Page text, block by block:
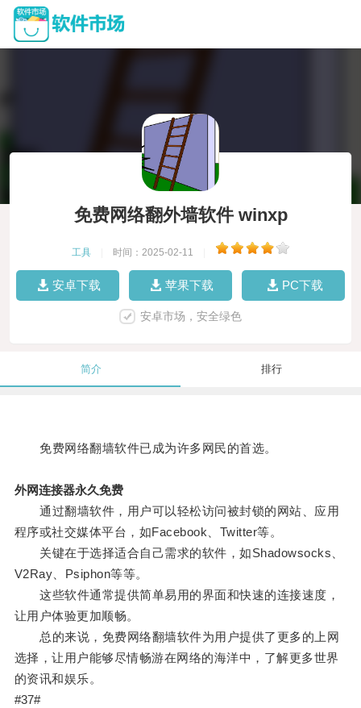
免费网络翻外墙软件 winxp
工具 时间：2025-02-11
安卓下载 苹果下载 PC下载
安卓市场，安全绿色
简介 排行
免费网络翻墙软件已成为许多网民的首选。
外网连接器永久免费
通过翻墙软件，用户可以轻松访问被封锁的网站、应用
程序或社交媒体平台，如Facebook、Twitter等。
关键在于选择适合自己需求的软件，如Shadowsocks、
V2Ray、Psiphon等等。
这些软件通常提供简单易用的界面和快速的连接速度，
让用户体验更加顺畅。
总的来说，免费网络翻墙软件为用户提供了更多的上网
选择，让用户能够尽情畅游在网络的海洋中，了解更多世界
的资讯和娱乐。
#37#